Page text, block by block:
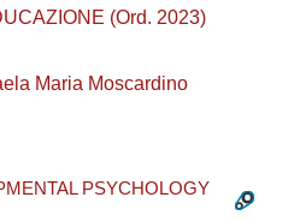
(Ord. 2023)
Maria Moscardino
PSYCHOLOGY